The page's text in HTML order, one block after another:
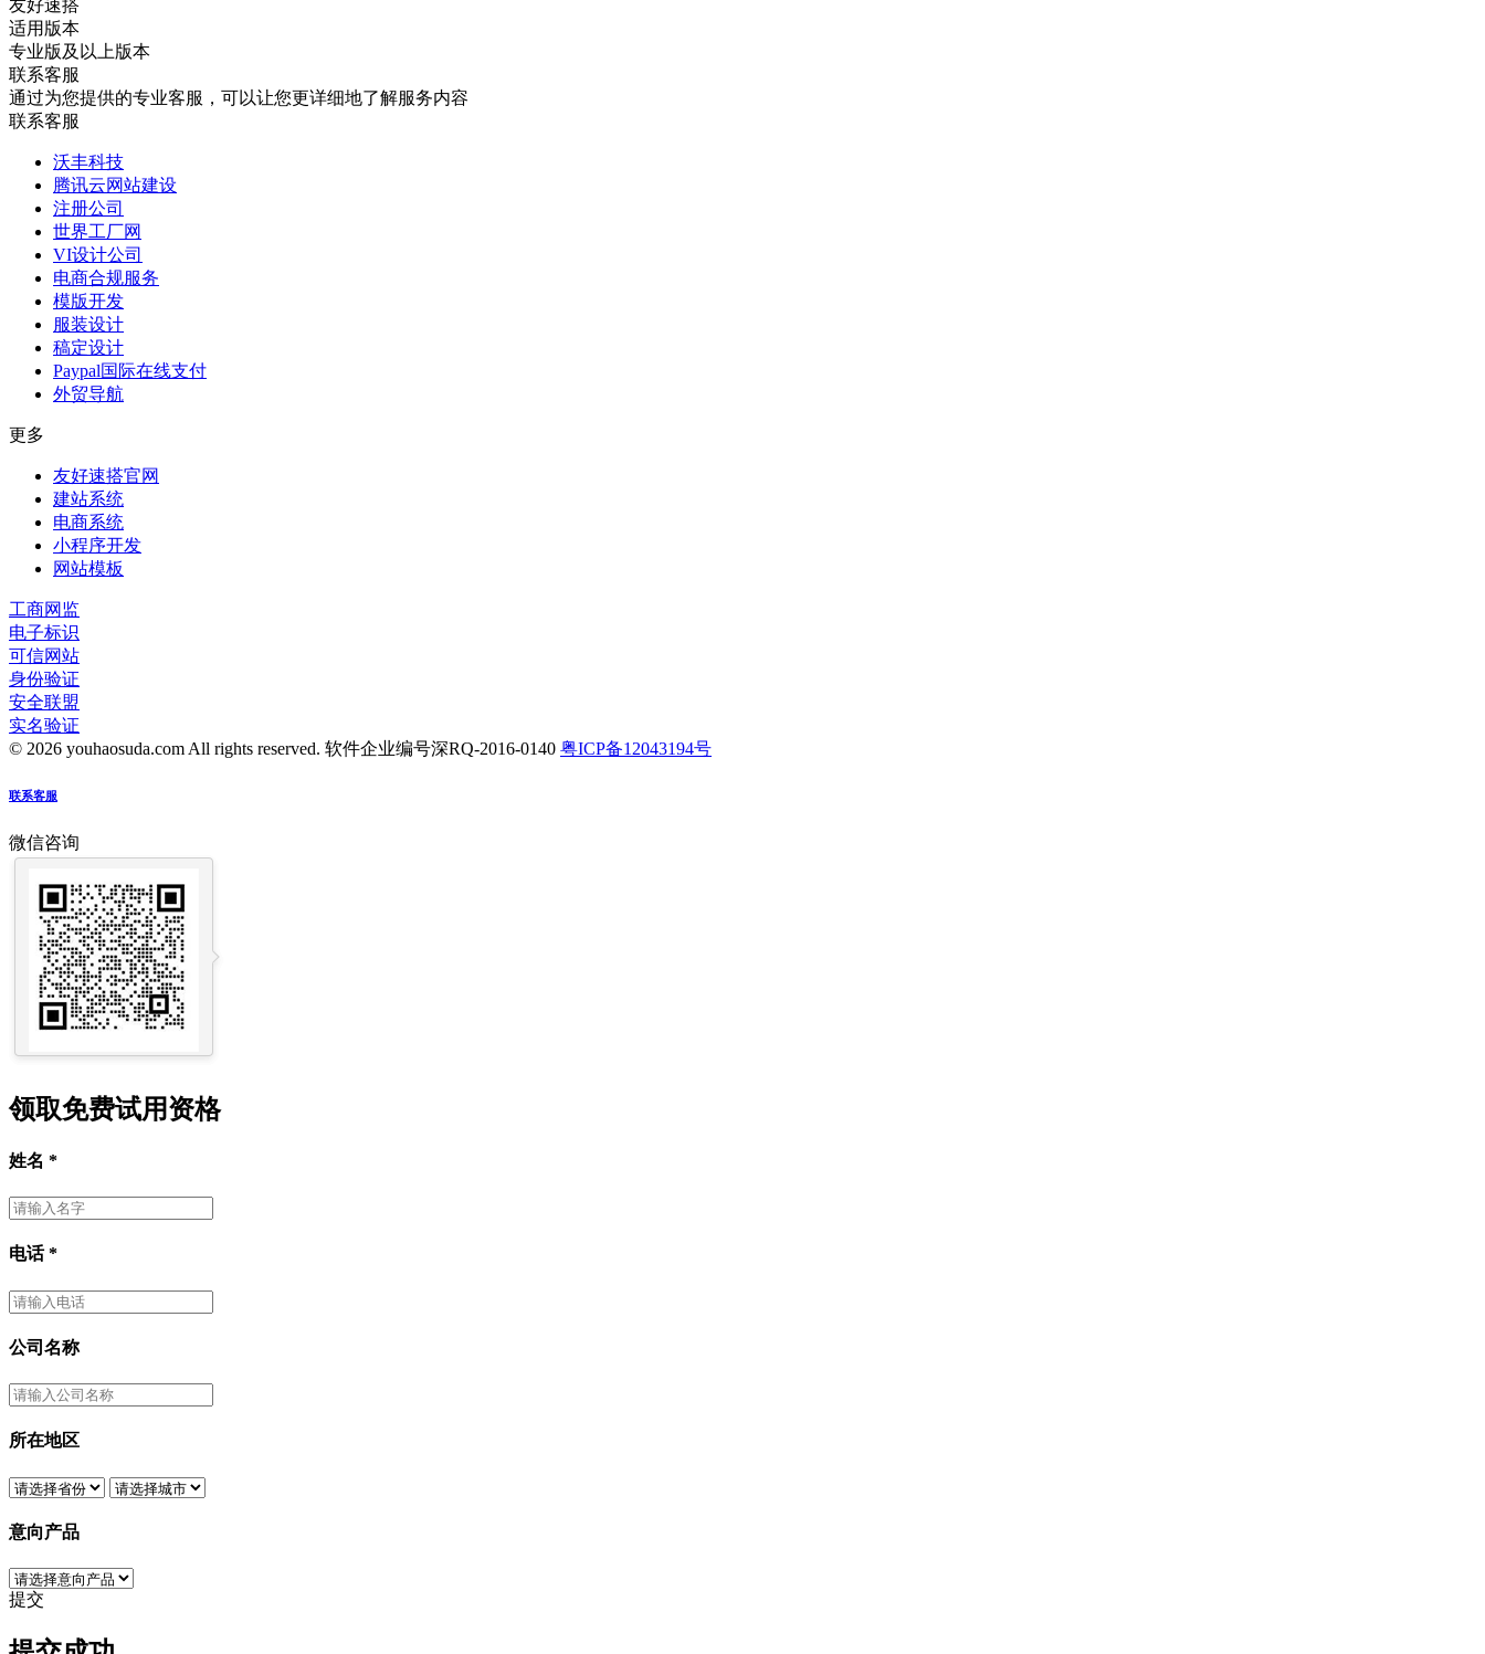
友好速搭
适用版本
专业版及以上版本
联系客服
通过为您提供的专业客服，可以让您更详细地了解服务内容
联系客服
沃丰科技
腾讯云网站建设
注册公司
世界工厂网
VI设计公司
电商合规服务
模版开发
服装设计
稿定设计
Paypal国际在线支付
外贸导航
更多
友好速搭官网
建站系统
电商系统
小程序开发
网站模板
工商网监
电子标识
可信网站
身份验证
安全联盟
实名验证
© 2026 youhaosuda.com All rights reserved. 软件企业编号深RQ-2016-0140 粤ICP备12043194号
联系客服
微信咨询
领取免费试用资格
姓名 *
电话*
公司名称
所在地区
意向产品
提交